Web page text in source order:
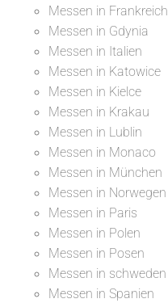
Messen in Frankreich
Messen in Gdynia
Messen in Italien
Messen in Katowice
Messen in Kielce
Messen in Krakau
Messen in Lublin
Messen in Monaco
Messen in München
Messen in Norwegen
Messen in Paris
Messen in Polen
Messen in Posen
Messen in schweden
Messen in Spanien